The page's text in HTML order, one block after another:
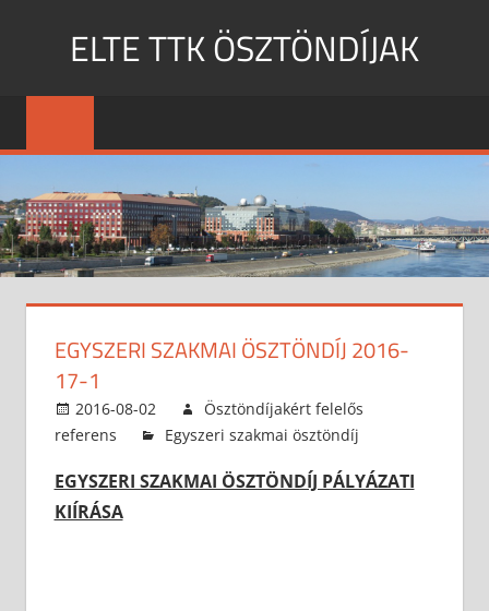
ELTE TTK ÖSZTÖNDÍJAK
EGYSZERI SZAKMAI ÖSZTÖNDÍJ 2016-
17-1
2016-08-02
Ösztöndíjakért felelős
referens
Egyszeri szakmai ösztöndíj
EGYSZERI SZAKMAI ÖSZTÖNDÍJ PÁLYÁZATI
KIÍRÁSA